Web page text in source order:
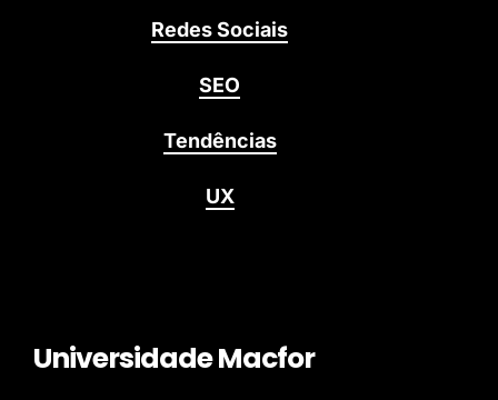
Redes Sociais
SEO
Tendências
UX
Universidade Macfor